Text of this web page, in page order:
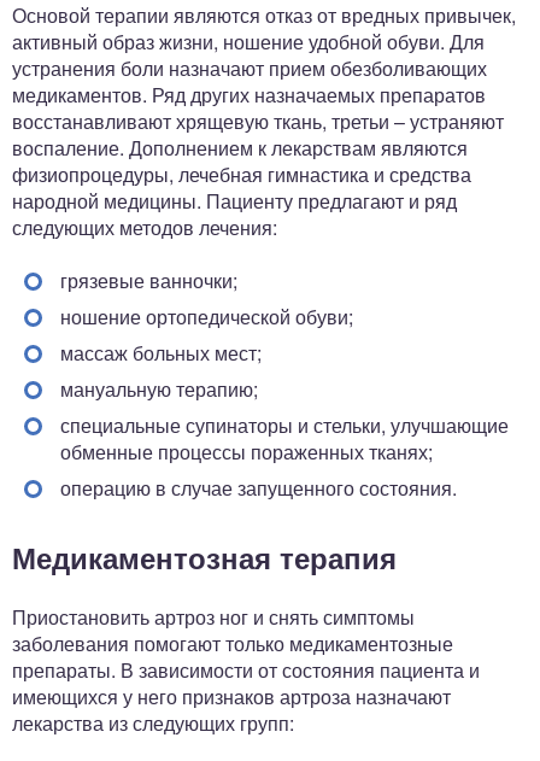
Основой терапии являются отказ от вредных привычек,
активный образ жизни, ношение удобной обуви. Для
устранения боли назначают прием обезболивающих
медикаментов. Ряд других назначаемых препаратов
восстанавливают хрящевую ткань, третьи – устраняют
воспаление. Дополнением к лекарствам являются
физиопроцедуры, лечебная гимнастика и средства
народной медицины. Пациенту предлагают и ряд
следующих методов лечения:
грязевые ванночки;
ношение ортопедической обуви;
массаж больных мест;
мануальную терапию;
специальные супинаторы и стельки, улучшающие
обменные процессы пораженных тканях;
операцию в случае запущенного состояния.
Медикаментозная терапия
Приостановить артроз ног и снять симптомы
заболевания помогают только медикаментозные
препараты. В зависимости от состояния пациента и
имеющихся у него признаков артроза назначают
лекарства из следующих групп: